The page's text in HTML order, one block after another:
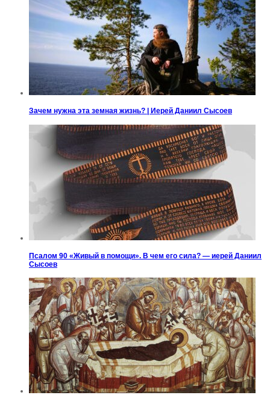
Зачем нужна эта земная жизнь? | Иерей Даниил Сысоев
Псалом 90 «Живый в помощи». В чем его сила? — иерей Даниил
Сысоев